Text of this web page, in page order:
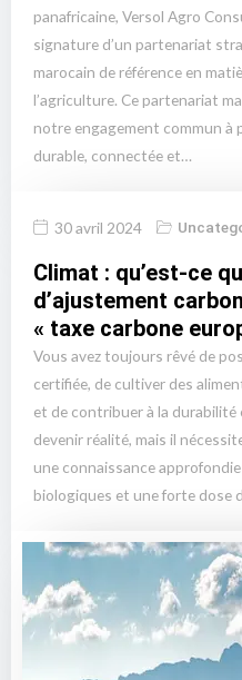
panafricaine, Versol Agro
signature d’un partenariat
marocain de référence en
l’agriculture. Ce partenariat
notre engagement commun
durable, connectée et…
30 avril 2024
Climat : qu’est-ce
d’ajustement
« taxe carbone
Vous avez toujours rêvé de
certifiée, de cultiver des
et de contribuer à la durabilité
devenir réalité, mais il
une connaissance
biologiques et une forte dose